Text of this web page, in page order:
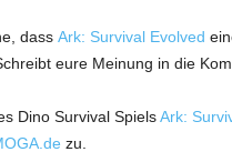
dass Ark: Survival Evolved
eure Meinung in die
Dino Survival SpielsArk:
zu.